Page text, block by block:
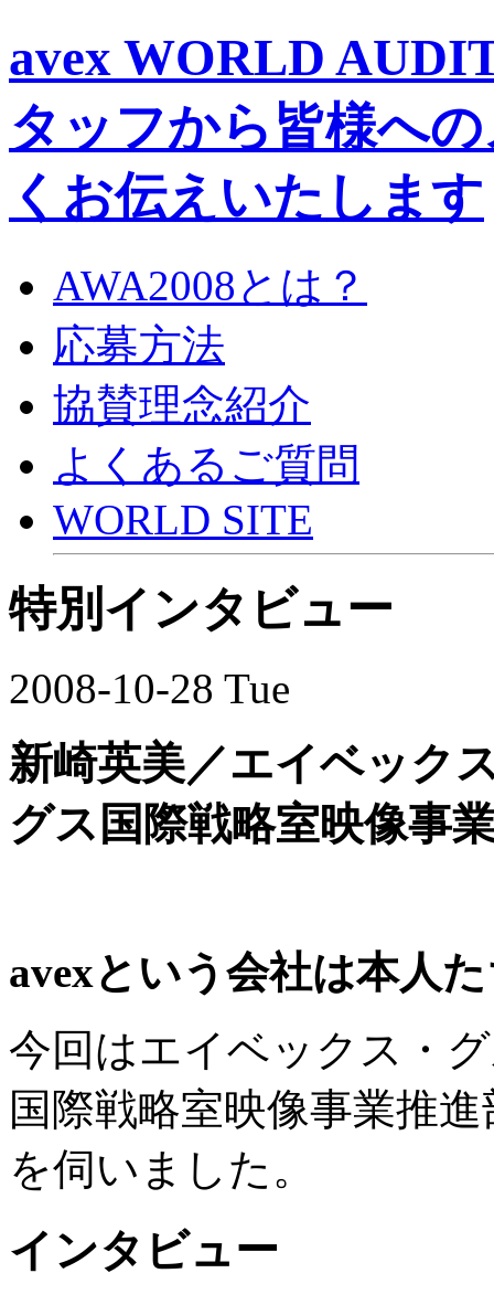
avex WORLD
タッフから皆様へ
くお伝えいたします
AWA2008とは？
応募方法
協賛理念紹介
よくあるご質問
WORLD SITE
特別インタビュー
2008-10-28 Tue
新崎英美／エイベック
グス国際戦略室映像事
avexという会社は本人
今回はエイベックス・
国際戦略室映像事業推
を伺いました。
インタビュー